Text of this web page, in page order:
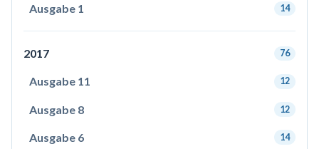
Ausgabe 1 14
2017 76
Ausgabe 11 12
Ausgabe 8 12
Ausgabe 6 14